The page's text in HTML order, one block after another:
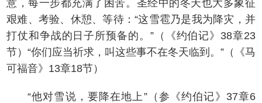
意，每一步都充满了困苦。圣经中的冬天也大多象征
艰难、考验、休憩、等待：“这雪雹乃是我为降灾，并
打仗和争战的日子所预备的。”（《约伯记》38章23
节）“你们应当祈求，叫这些事不在冬天临到。”（《马
可福音》13章18节）
“他对雪说，要降在地上”（参《约伯记》37章6